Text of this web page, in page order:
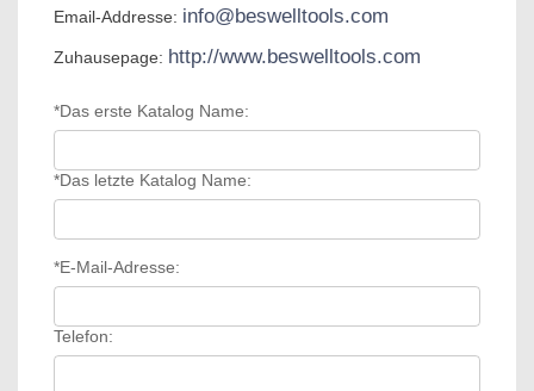
Email-Addresse: info@beswelltools.com
Zuhausepage: http://www.beswelltools.com
*Das erste Katalog Name:
*Das letzte Katalog Name:
*E-Mail-Adresse:
Telefon: